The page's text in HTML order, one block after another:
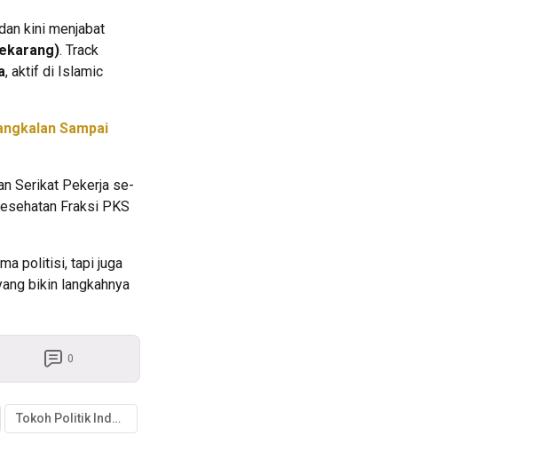
kini menjabat
. Track
, aktif di Islamic
Sampai
Serikat Pekerja se-
Fraksi PKS
politisi, tapi juga
bikin langkahnya
0
Tokoh Politik Indonesia